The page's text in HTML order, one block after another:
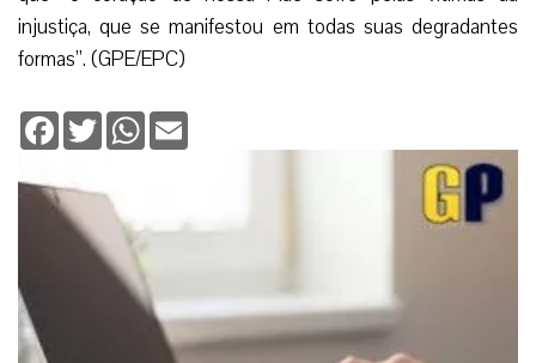
injustiça, que se manifestou em todas suas degradantes
formas”. (GPE/EPC)
Facebook
TwitterWhatsApp